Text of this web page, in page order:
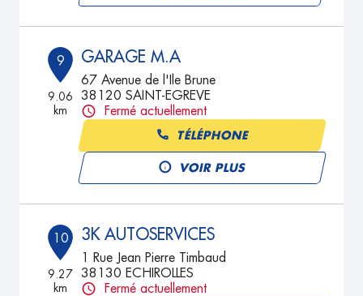
9
9.06
km
GARAGE M.A
67 Avenue de l'Ile Brune
38120 SAINT-EGREVE
Fermé actuellement
TÉLÉPHONE
VOIR PLUS
10
9.27
km
3K AUTOSERVICES
1 Rue Jean Pierre Timbaud
38130 ECHIROLLES
Fermé actuellement